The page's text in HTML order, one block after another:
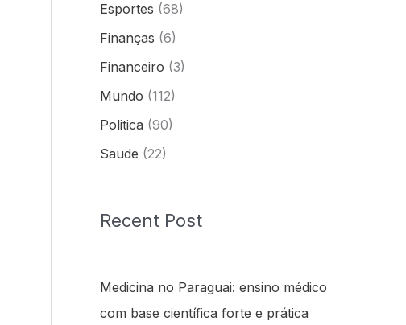
Esportes (68)
Finanças (6)
Financeiro (3)
Mundo (112)
Politica (90)
Saude (22)
Recent Post
Medicina no Paraguai: ensino médico
com base científica forte e prática